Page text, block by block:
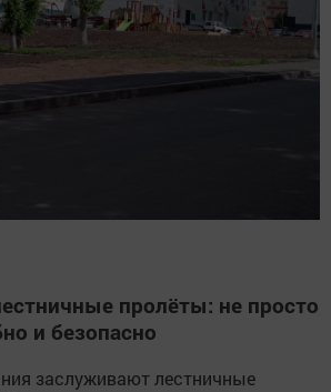
пролёты: не просто
и безопасно
заслуживают лестничные